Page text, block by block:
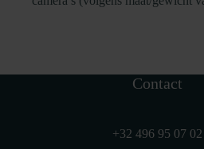
Contact
+32 496 95 07 02